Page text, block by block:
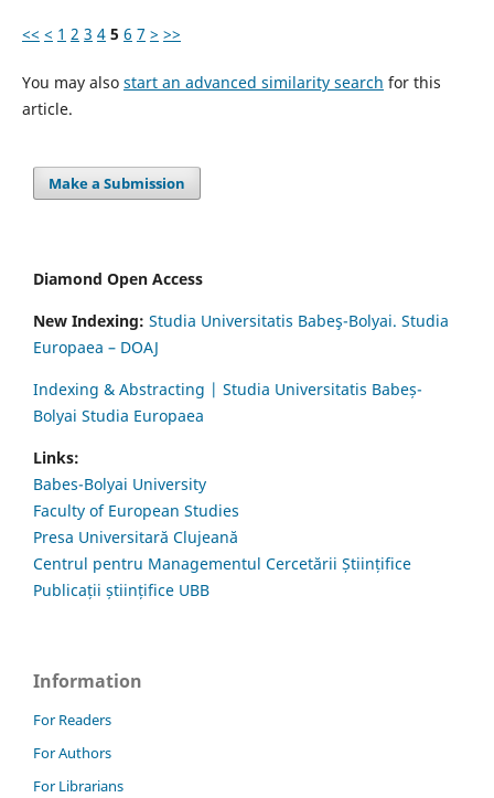
<< < 1 2 3 4 5 6 7 > >>
You may also start an advanced similarity search for this
article.
Make a Submission
Diamond Open Access
New Indexing: Studia Universitatis Babeş-Bolyai. Studia
Europaea – DOAJ
Indexing & Abstracting | Studia Universitatis Babeș-
Bolyai Studia Europaea
Links:
Babes-Bolyai University
Faculty of European Studies
Presa Universitară Clujeană
Centrul pentru Managementul Cercetării Științifice
Publicații științifice UBB
Information
For Readers
For Authors
For Librarians